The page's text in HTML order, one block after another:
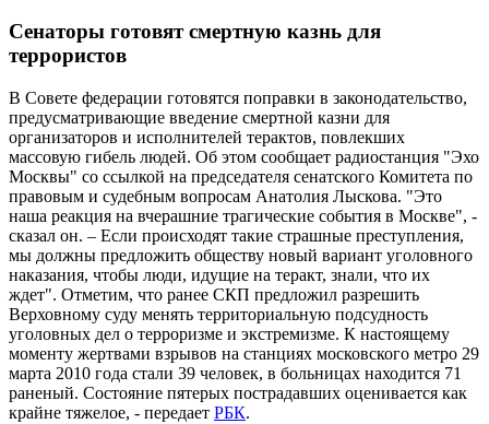
Сенаторы готовят смертную казнь для
террористов
В Совете федерации готовятся поправки в законодательство,
предусматривающие введение смертной казни для
организаторов и исполнителей терактов, повлекших
массовую гибель людей. Об этом сообщает радиостанция "Эхо
Москвы" со ссылкой на председателя сенатского Комитета по
правовым и судебным вопросам Анатолия Лыскова. "Это
наша реакция на вчерашние трагические события в Москве", -
сказал он. – Если происходят такие страшные преступления,
мы должны предложить обществу новый вариант уголовного
наказания, чтобы люди, идущие на теракт, знали, что их
ждет". Отметим, что ранее СКП предложил разрешить
Верховному суду менять территориальную подсудность
уголовных дел о терроризме и экстремизме. К настоящему
моменту жертвами взрывов на станциях московского метро 29
марта 2010 года стали 39 человек, в больницах находится 71
раненый. Состояние пятерых пострадавших оценивается как
крайне тяжелое, - передает РБК.